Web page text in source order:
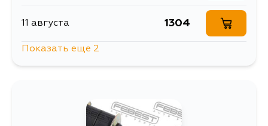
11 августа 1304
Показать еще 2